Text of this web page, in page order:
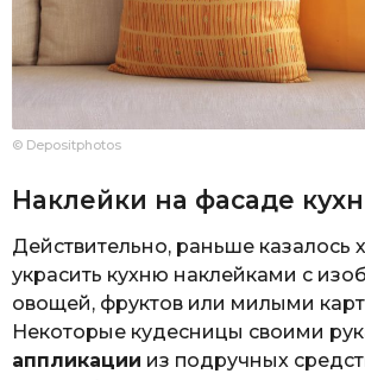
© Depositphotos
Наклейки на фасаде
Действительно, раньше казалось
украсить кухню наклейками с
овощей, фруктов или милыми
Некоторые кудесницы своими
аппликации из подручных